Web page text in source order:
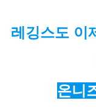
레깅스도 이
온니